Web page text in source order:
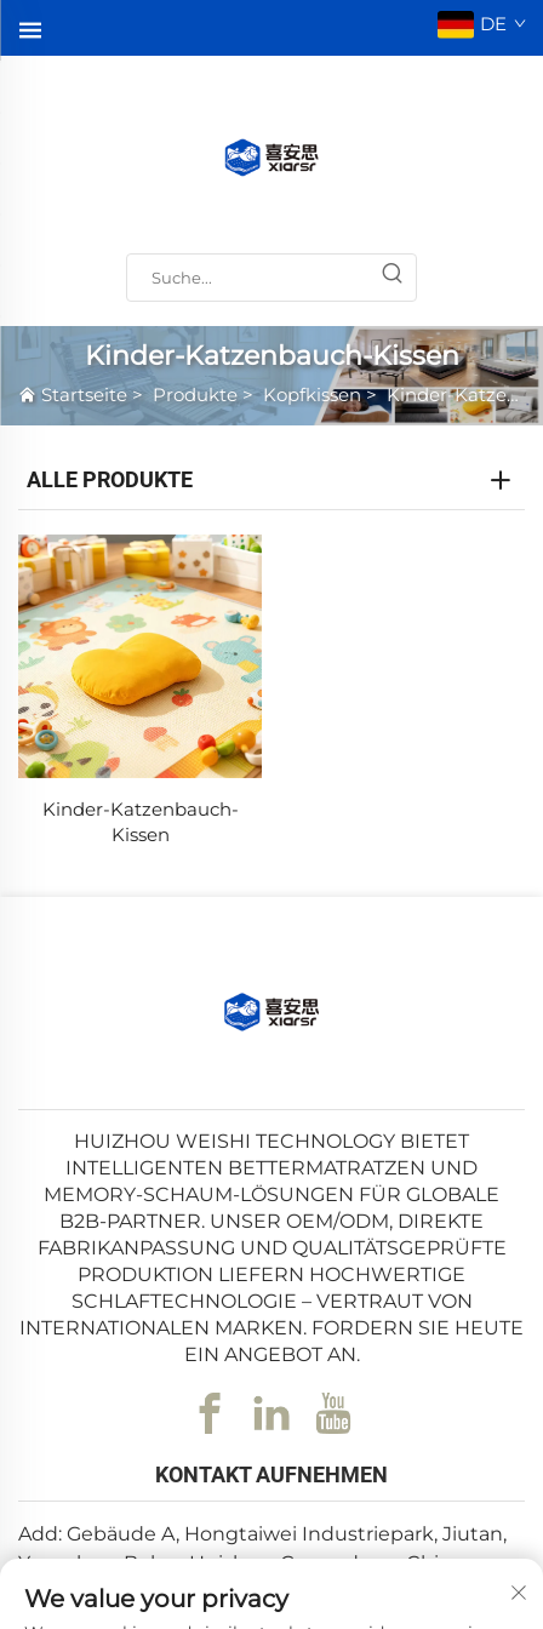
DE
Kinder-Katzenbauch-Kissen
Startseite> Produkte>Kopfkissen>Kinder-Katzenbauch-Kissen
ALLE PRODUKTE
Kinder-Katzenbauch-
Kissen
HUIZHOU WEISHI TECHNOLOGY BIETET
INTELLIGENTEN BETTERMATRATZEN UND
MEMORY-SCHAUM-LÖSUNGEN FÜR GLOBALE
B2B-PARTNER. UNSER OEM/ODM, DIREKTE
FABRIKANPASSUNG UND QUALITÄTSGEPRÜFTE
PRODUKTION LIEFERN HOCHWERTIGE
SCHLAFTECHNOLOGIE – VERTRAUT VON
INTERNATIONALEN MARKEN. FORDERN SIE HEUTE
EIN ANGEBOT AN.
KONTAKT AUFNEHMEN
Add: Gebäude A, Hongtaiwei Industriepark, Jiutan,
Yuanzhou, Boluo, Huizhou, Guangdong, China
E-Mail:[email protected]
We value your privacy